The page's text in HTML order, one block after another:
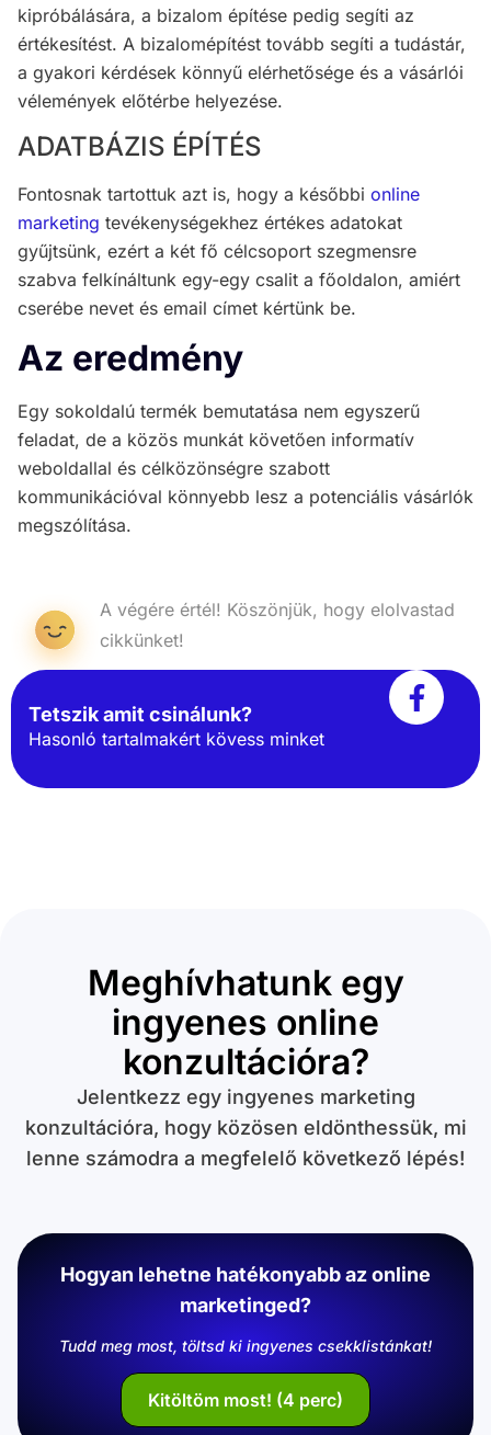
kipróbálására, a bizalom építése pedig segíti az
értékesítést. A bizalomépítést tovább segíti a tudástár,
a gyakori kérdések könnyű elérhetősége és a vásárlói
vélemények előtérbe helyezése.
ADATBÁZIS ÉPÍTÉS
Fontosnak tartottuk azt is, hogy a későbbi online
marketing tevékenységekhez értékes adatokat
gyűjtsünk, ezért a két fő célcsoport szegmensre
szabva felkínáltunk egy-egy csalit a főoldalon, amiért
cserébe nevet és email címet kértünk be.
Az eredmény
Egy sokoldalú termék bemutatása nem egyszerű
feladat, de a közös munkát követően informatív
weboldallal és célközönségre szabott
kommunikációval könnyebb lesz a potenciális vásárlók
megszólítása.
A végére értél! Köszönjük, hogy elolvastad
cikkünket!
Tetszik amit csinálunk?
Hasonló tartalmakért kövess minket
Meghívhatunk egy
ingyenes online
konzultációra?
Jelentkezz egy ingyenes marketing
konzultációra, hogy közösen eldönthessük, mi
lenne számodra a megfelelő következő lépés!
Hogyan lehetne hatékonyabb az online
marketinged?
Tudd meg most, töltsd ki ingyenes csekklistánkat!
Kitöltöm most! (4 perc)